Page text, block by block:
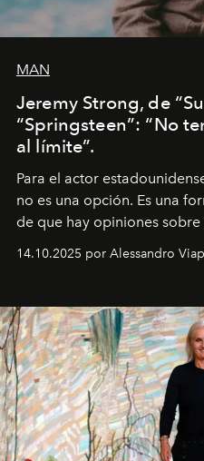
MAN
Jeremy Strong, de
“Springsteen”: “No
al límite”.
Para el actor
no es una opción. Es una
de que hay opiniones
demasiado en cómo me
pérdida de tiempo", afirma.
14.10.2025 por Alessandro